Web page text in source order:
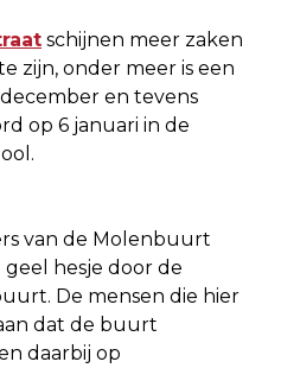
schijnen meer zaken
zijn, onder meer is een
en tevens
op 6 januari in de
van de Molenbuurt
hesje door de
De mensen die hier
dat de buurt
daarbij op